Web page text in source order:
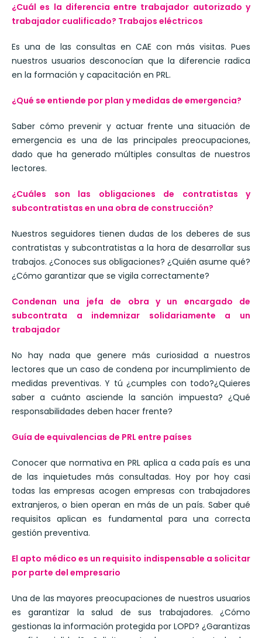
¿Cuál es la diferencia entre trabajador autorizado y
trabajador cualificado? Trabajos eléctricos
Es una de las consultas en CAE con más visitas. Pues
nuestros usuarios desconocían que la diferencie radica
en la formación y capacitación en PRL.
¿Qué se entiende por plan y medidas de emergencia?
Saber cómo prevenir y actuar frente una situación de
emergencia es una de las principales preocupaciones,
dado que ha generado múltiples consultas de nuestros
lectores.
¿Cuáles son las obligaciones de contratistas y
subcontratistas en una obra de construcción?
Nuestros seguidores tienen dudas de los deberes de sus
contratistas y subcontratistas a la hora de desarrollar sus
trabajos. ¿Conoces sus obligaciones? ¿Quién asume qué?
¿Cómo garantizar que se vigila correctamente?
Condenan una jefa de obra y un encargado de
subcontrata a indemnizar solidariamente a un
trabajador
No hay nada que genere más curiosidad a nuestros
lectores que un caso de condena por incumplimiento de
medidas preventivas. Y tú ¿cumples con todo?¿Quieres
saber a cuánto asciende la sanción impuesta? ¿Qué
responsabilidades deben hacer frente?
Guía de equivalencias de PRL entre países
Conocer que normativa en PRL aplica a cada país es una
de las inquietudes más consultadas. Hoy por hoy casi
todas las empresas acogen empresas con trabajadores
extranjeros, o bien operan en más de un país. Saber qué
requisitos aplican es fundamental para una correcta
gestión preventiva.
El apto médico es un requisito indispensable a solicitar
por parte del empresario
Una de las mayores preocupaciones de nuestros usuarios
es garantizar la salud de sus trabajadores. ¿Cómo
gestionas la información protegida por LOPD? ¿Garantizas